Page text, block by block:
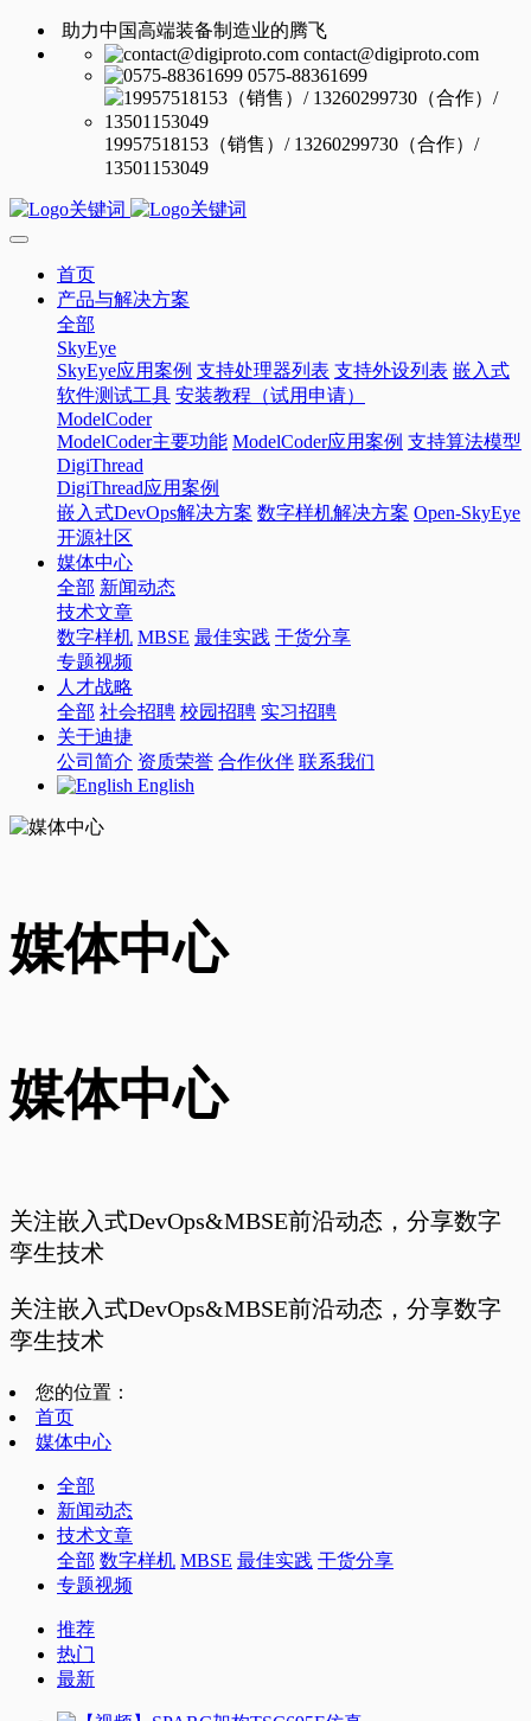
助力中国高端装备制造业的腾飞
contact@digiproto.com
0575-88361699
19957518153（销售）/ 13260299730（合作）/
13501153049
首页
产品与解决方案
全部
SkyEye
SkyEye应用案例 支持处理器列表 支持外设列表 嵌入式
软件测试工具 安装教程（试用申请）
ModelCoder
ModelCoder主要功能 ModelCoder应用案例 支持算法模型
DigiThread
DigiThread应用案例
嵌入式DevOps解决方案 数字样机解决方案 Open-SkyEye
开源社区
媒体中心
全部 新闻动态
技术文章
数字样机 MBSE 最佳实践 干货分享
专题视频
人才战略
全部 社会招聘 校园招聘 实习招聘
关于迪捷
公司简介 资质荣誉 合作伙伴 联系我们
English
媒体中心
媒体中心
关注嵌入式DevOps&MBSE前沿动态，分享数字
孪生技术
关注嵌入式DevOps&MBSE前沿动态，分享数字
孪生技术
您的位置：
首页
媒体中心
全部
新闻动态
技术文章
全部 数字样机 MBSE 最佳实践 干货分享
专题视频
推荐
热门
最新